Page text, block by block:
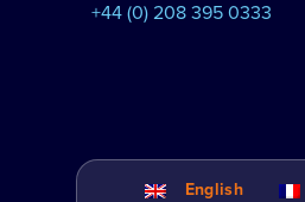
+44 (0) 208 395 0333
English